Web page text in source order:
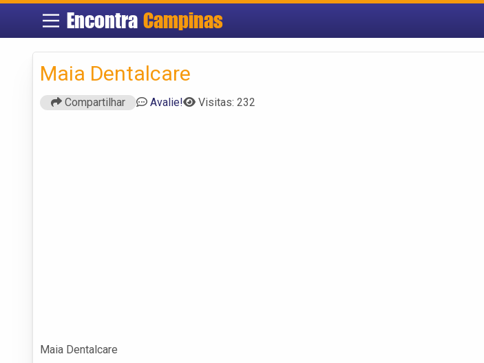
EncontraCampinas
Maia Dentalcare
Compartilhar Avalie! Visitas: 232
Maia Dentalcare